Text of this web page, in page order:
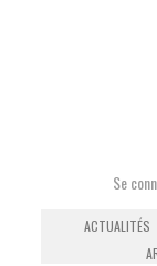
Se
ACTUALITÉS